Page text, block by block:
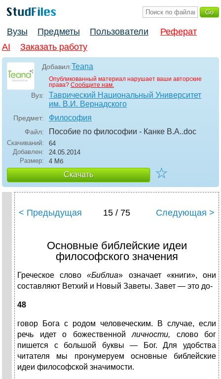
Вузы Предметы Пользователи
Реферат
AI
Заказать работу
Добавил:Teana
Опубликованный материал нарушает ваши авторские
права? Сообщите нам.
Вуз:
Таврический Национальный Университет
им. В.И. Вернадского
Предмет: Философия
Файл: Пособие по философии - Канке В.А..doc
Скачиваний:
64
Добавлен:
24.05.2014
Размер:
4 Мб
Скачать ☆
< Предыдущая 15 / 75 Следующая >
Основные библейские идеи
философского значения
Греческое слово«Библиа»
означает «книги», они
составляют Ветхий и Новый Заветы. Завет — это до-
48
говор Бога с родом человеческим. В случае, если
речь идет о божественной личности, слово бог
пишется с большой буквы — Бог. Для удобства
читателя мы про­нумеруем основные библейские
идеи философской зна­чимости.